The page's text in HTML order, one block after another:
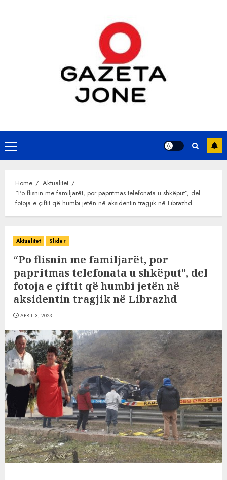
Primary
Menu
Home
Aktualitet
“Po flisnin me familjarët, por papritmas telefonata u shkëput”, del
fotoja e çiftit që humbi jetën në aksidentin tragjik në Librazhd
Aktualitet Slider
“Po flisnin me familjarët, por
papritmas telefonata u shkëput”, del
fotoja e çiftit që humbi jetën në
aksidentin tragjik në Librazhd
APRIL 3, 2023